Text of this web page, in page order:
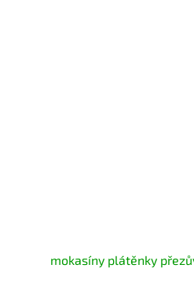
mokasíny plátěnky